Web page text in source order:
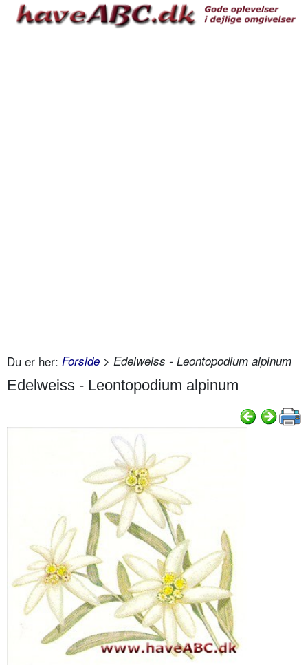
Du er her: Forside > Edelweiss - Leontopodium alpinum
Edelweiss - Leontopodium alpinum